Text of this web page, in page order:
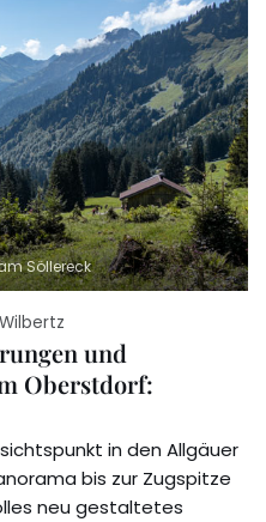
Söllereck
und
Oberstdorf:
in den Allgäuer
bis zur Zugspitze
neu gestaltetes